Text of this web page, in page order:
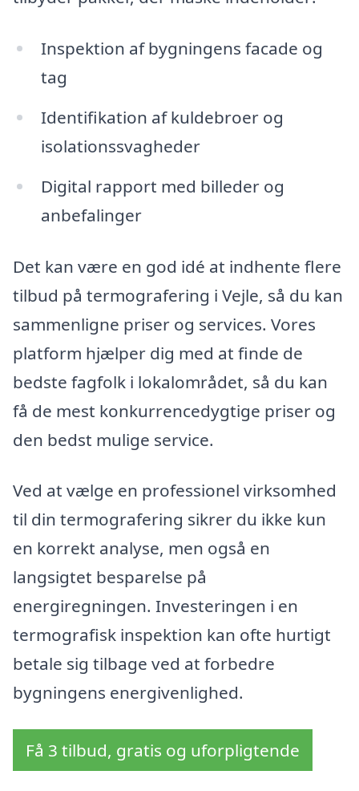
Inspektion af bygningens facade og
tag
Identifikation af kuldebroer og
isolationssvagheder
Digital rapport med billeder og
anbefalinger
Det kan være en god idé at indhente flere
tilbud på termografering i Vejle, så du kan
sammenligne priser og services. Vores
platform hjælper dig med at finde de
bedste fagfolk i lokalområdet, så du kan
få de mest konkurrencedygtige priser og
den bedst mulige service.
Ved at vælge en professionel virksomhed
til din termografering sikrer du ikke kun
en korrekt analyse, men også en
langsigtet besparelse på
energiregningen. Investeringen i en
termografisk inspektion kan ofte hurtigt
betale sig tilbage ved at forbedre
bygningens energivenlighed.
Få 3 tilbud, gratis og uforpligtende